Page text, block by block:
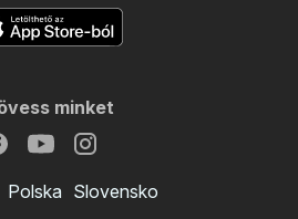
minket
Polska Slovensko